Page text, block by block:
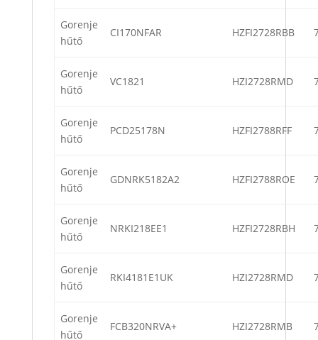
Gorenje
hűtő
CI170NFAR HZFI2728RBB
Gorenje
hűtő
VC1821 HZI2728RMD
Gorenje
hűtő
PCD25178N HZFI2788RFF
Gorenje
hűtő
GDNRK5182A2 HZFI2788ROE
Gorenje
hűtő
NRKI218EE1 HZFI2728RBH
Gorenje
hűtő
RKI4181E1UK HZI2728RMD
Gorenje
hűtő
FCB320NRVA+ HZI2728RMB